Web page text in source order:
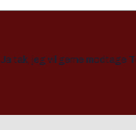
Ja tak, jeg vil gerne modtage